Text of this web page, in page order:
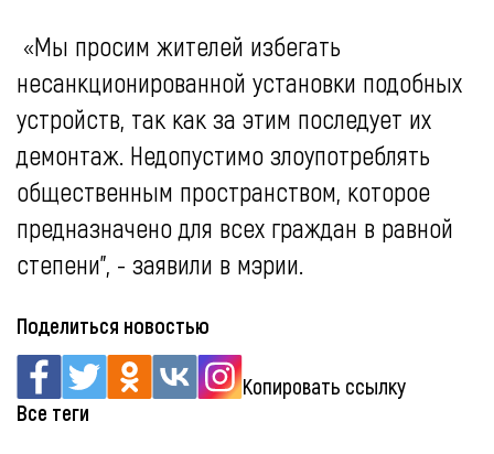
«Мы просим жителей избегать
несанкционированной установки подобных
устройств, так как за этим последует их
демонтаж. Недопустимо злоупотреблять
общественным пространством, которое
предназначено для всех граждан в равной
степени", - заявили в мэрии.
Поделиться новостью
Копировать ссылку
Все теги